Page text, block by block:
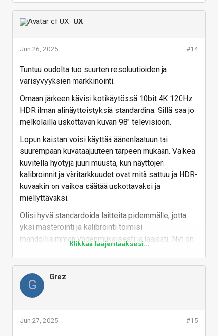
Looking for a high speed HDMI cable? ✓ Click here to
learn about high speed vs ultra high speed HDMI cable
HDMI 2.2
www.hdmi.org
Eli kyllä tuolle selkeytykselle tilausta on :tup:
erikoisempi, että hakuosumat ovat varmaankin
laadukkaampia.
UX
#14
Jun 26, 2025
Tuntuu oudolta tuo suurten resoluutioiden ja
värisyvyyksien markkinointi.
Omaan järkeen kävisi kotikäytössä 10bit 4K 120Hz
HDR ilman alinäytteistyksiä standardina. Sillä saa jo
melkolailla uskottavan kuvan 98" televisioon.
Lopun kaistan voisi käyttää äänenlaatuun tai
suurempaan kuvataajuuteen tarpeen mukaan. Vaikea
kuvitella hyötyjä juuri muusta, kun näyttöjen
kalibroinnit ja väritarkkuudet ovat mitä sattuu ja HDR-
kuvaakin on vaikea säätää uskottavaksi ja
miellyttäväksi.
Olisi hyvä standardoida laitteita pidemmälle, jotta
yksi masterointi ja kalibrointi toimisi
mahdollisimman yhdenmukaisesti ja laajasti. Nyt on
välillä vaikea saada kiinni siitä, mitä elokuvien ja
vaikeaa yrittää säätää laitteita kohdalleen.
10bit 8K-näyttöjä tarkemmilla ja paremmilla vehkeillä
Klikkaa laajentaaksesi...
G
Grez
#15
Jun 27, 2025